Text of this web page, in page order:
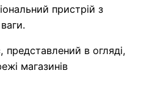
пристрій з
в огляді,
магазинів